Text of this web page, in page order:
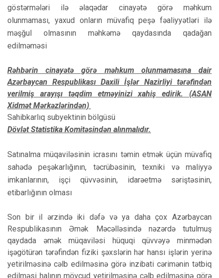
göstərmələri ilə əlaqədar cinayətə görə məhkum
olunmaması, yaxud onların müvafiq peşə fəaliyyətləri ilə
məşğul olmasının məhkəmə qaydasında qadağan
edilməməsi
Rəhbərin cinayətə görə məhkum olunmamasına dair
Azərbaycan Respublikası Daxili İşlər Nazirliyi tərəfindən
verilmiş arayışı təqdim etməyinizi xahiş edirik. (ASAN
Xidmət Mərkəzlərindən)
Sahibkarlıq subyektinin bölgüsü
Dövlət Statistika Komitəsindən alınmalıdır.
Satınalma müqaviləsinin icrasını təmin etmək üçün müvafiq
sahədə peşəkarlığının, təcrübəsinin, texniki və maliyyə
imkanlarının, işçi qüvvəsinin, idarəetmə səriştəsinin,
etibarlığının olması
Son bir il ərzində iki dəfə və ya daha çox Azərbaycan
Respublikasının Əmək Məcəlləsində nəzərdə tutulmuş
qaydada əmək müqaviləsi hüquqi qüvvəyə minmədən
işəgötürən tərəfindən fiziki şəxslərin hər hansı işlərin yerinə
yetirilməsinə cəlb edilməsinə görə inzibati cərimənin tətbiq
edilməsi halının mövcud yetirilməsinə cəlb edilməsinə görə